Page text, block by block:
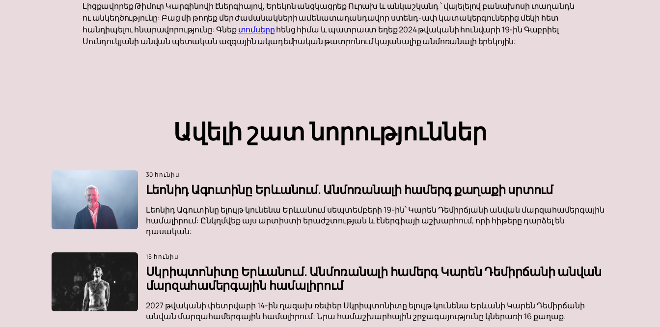
Լիցքավորեք Թիմուր Կարգինովի էներգիայով, Երեկոն անցկացրեք Ուրախ և անկաշկանդ ՝ վայելելով բանախոսի տաղանդն
ու անկեղծությունը: Բաց մի թողեք մեր ժամանակների ամենատաղանդավոր ստենդ-ափ կատակերգուներից մեկի հետ
հանդիպելու հնարավորությունը: Գնեքտոմսերըհենց հիմա և պատրաստ եղեք 2024 թվականի հունվարի 19-ին Գաբրիել
Սունդուկյանի անվան պետական ազգային ակադեմիական թատրոնում կայանալիք անմոռանալի երեկոյին:
Ավելի շատ նորություններ
30 հունիս
Լեոնիդ Ագուտինը Երևանում. Անմոռանալի համերգ քաղաքի սրտում
Լեոնիդ Ագուտինը ելույթ կունենա Երևանում սեպտեմբերի 19-ին՝ Կարեն Դեմիրճյանի անվան մարզահամերգային
համալիրում: Ընկղմվեք այս արտիստի երաժշտության և էներգիայի աշխարհում, որի հիթերը դարձել են
դասական:
15 հունիս
Սկրիպտոնիտը Երևանում. Անմոռանալի համերգ Կարեն Դեմիրճանի անվան
մարզահամերգային համալիրում
2027 թվականի փետրվարի 14-ին ղազախ ռեփեր Սկրիպտոնիտը ելույթ կունենա Երևանի Կարեն Դեմիրճանի
անվան մարզահամերգային համալիրում: Նրա համաշխարհային շրջագայությունը կներառի 16 քաղաք.